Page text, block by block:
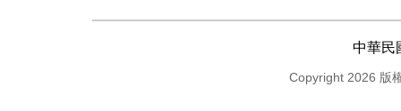
中華民
Copyright 2026 版